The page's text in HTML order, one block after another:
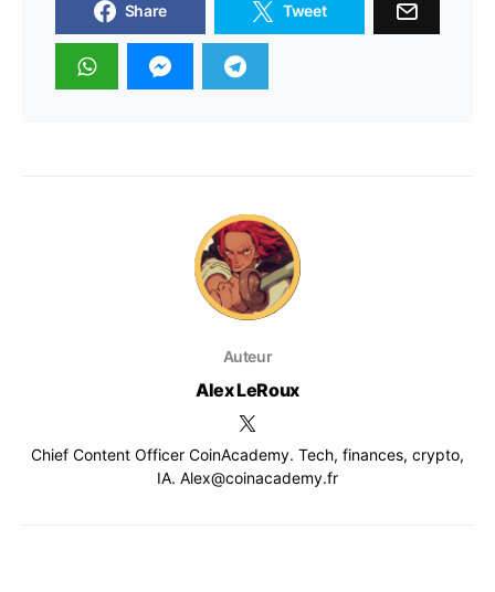
Share Tweet
Auteur
Alex LeRoux
Chief Content Officer CoinAcademy. Tech, finances, crypto,
IA. Alex@coinacademy.fr